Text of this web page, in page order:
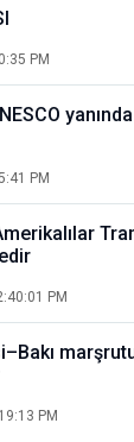
PM
PM
PM
PM